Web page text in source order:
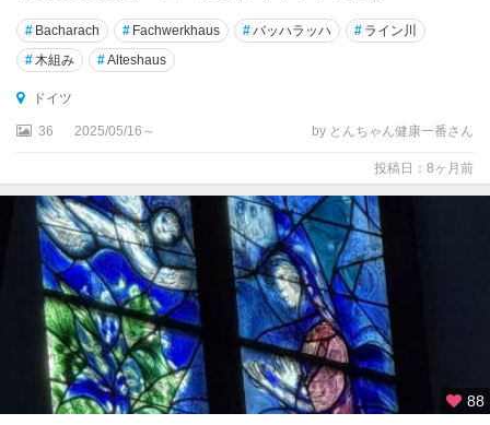
ゲ
ッ
テ
ン
ン
ヘ
# Bacharach # Fachwerkhaus #バッハラッハ # ライン川
# 木組み #Alteshaus
ドイツ
36 2025/05/16～ by とんちゃん健康一番さん
投稿日：8ヶ月前
88